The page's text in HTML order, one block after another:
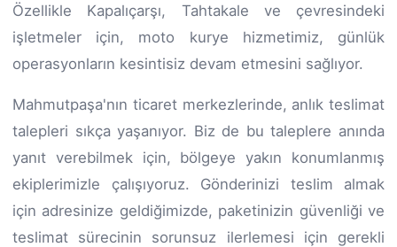
Özellikle Kapalıçarşı, Tahtakale ve çevresindeki
işletmeler için, moto kurye hizmetimiz, günlük
operasyonların kesintisiz devam etmesini sağlıyor.
Mahmutpaşa'nın ticaret merkezlerinde, anlık teslimat
talepleri sıkça yaşanıyor. Biz de bu taleplere anında
yanıt verebilmek için, bölgeye yakın konumlanmış
ekiplerimizle çalışıyoruz. Gönderinizi teslim almak
için adresinize geldiğimizde, paketinizin güvenliği ve
teslimat sürecinin sorunsuz ilerlemesi için gerekli